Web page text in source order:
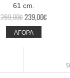
61 cm.
269,00€239,00€
ΑΓΟΡΑ